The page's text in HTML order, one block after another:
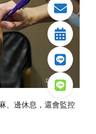
、邊休息，還會監控